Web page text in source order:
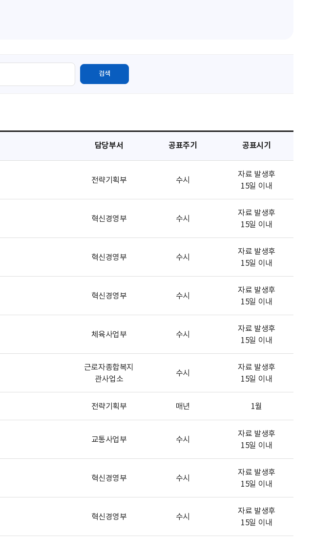
검색
담당부서 공표주기 공표시기
전략기획부 수시
자료 발생후
15일 이내
혁신경영부 수시
자료 발생후
15일 이내
혁신경영부 수시
자료 발생후
15일 이내
혁신경영부 수시
자료 발생후
15일 이내
체육사업부 수시
자료 발생후
15일 이내
근로자종합복지
관사업소
수시
자료 발생후
15일 이내
전략기획부 매년 1월
교통사업부 수시
자료 발생후
15일 이내
혁신경영부 수시
자료 발생후
15일 이내
혁신경영부 수시
자료 발생후
15일 이내